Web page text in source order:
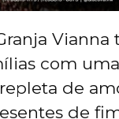
Vianna
com
de
de